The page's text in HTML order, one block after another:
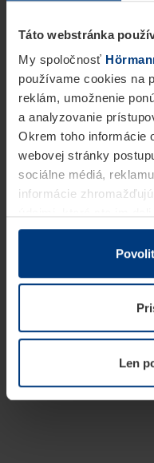
Táto webstránka
My spoločnosť
používame cookies na
reklám, umožnenie
a analyzovanie
Okrem toho informácie
webovej stránky
sociálne médiá,
informácie
v rámci Vášho
Z právneho hľadiska
prevádzku tejto
potrebujeme Vaše
kedykoľvek zmeniť
našej webovej stránky.
Len